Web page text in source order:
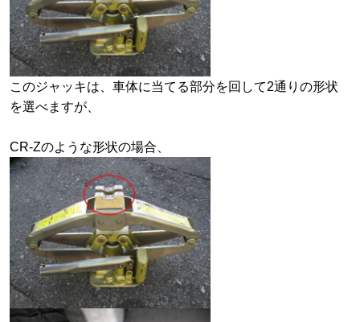
このジャッキは、車体に当てる部分を回して2通りの形状
を選べますが、
CR-Zのような形状の場合、